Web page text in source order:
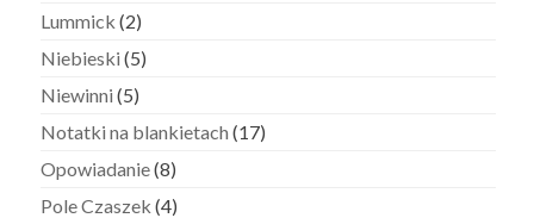
Lummick (2)
Niebieski (5)
Niewinni (5)
Notatki na blankietach (17)
Opowiadanie(8)
Pole Czaszek (4)